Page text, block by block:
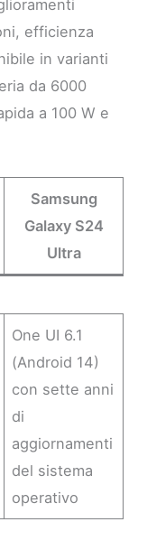
efficienza
in varianti
da 6000
a 100 W e
Samsung
Galaxy S24
Ultra
One UI 6.1
(Android 14)
con sette anni
di
aggiornamenti
del sistema
operativo